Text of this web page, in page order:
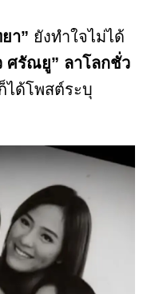
า” ยังทำใจไม่ได้
ศรัณยู” ลาโลกชั่ว
ได้โพสต์ระบุ